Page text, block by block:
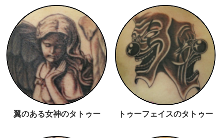
翼のある女神のタトゥー トゥーフェイスのタトゥー